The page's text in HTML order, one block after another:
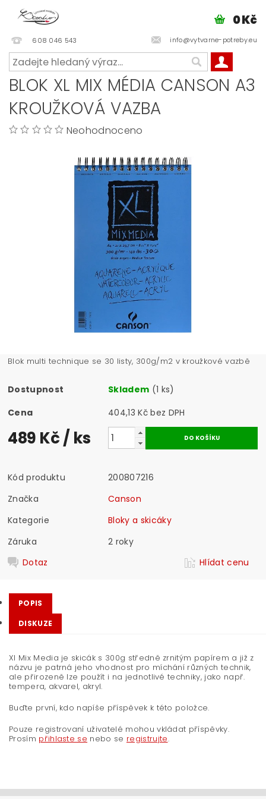
608 046 543 info@vytvarne-potreby.eu
0 Kč
BLOK XL MIX MÉDIA CANSON A3
KROUŽKOVÁ VAZBA
Neohodnoceno
Blok multi technique se 30 listy, 300g/m2 v kroužkové vazbě
Dostupnost Skladem (1 ks)
Cena
404,13 Kč bez DPH
489 Kč/ ks
Kód produktu
200807216
Značka
Canson
Kategorie
Bloky a skicáky
Záruka
2 roky
Dotaz
Hlídat cenu
POPIS
DISKUZE
Xl Mix Media je skicák s 300g středně zrnitým papírem a již z
názvu je patrná jeho vhodnost pro míchání různých technik,
ale přirozeně lze použít i na jednotlivé techniky, jako např.
tempera, akvarel, akryl.
Buďte první, kdo napíše příspěvek k této položce.
Pouze registrovaní uživatelé mohou vkládat příspěvky.
Prosím přihlaste se nebo se registrujte.